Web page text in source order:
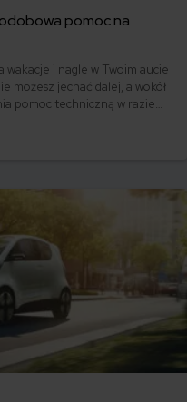
pomoc na
i nagle w Twoim aucie
możesz jechać dalej, a wokół
pomoc techniczną w razie
życie.